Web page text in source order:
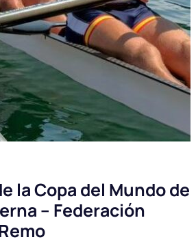
la Copa del Mundo de
– Federación